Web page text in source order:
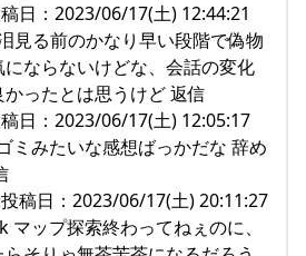
日：2023/06/17(土) 12:44:21
見る前のかなり早い段階で偽物
ならないけどな、会話の変化
ったとは思うけど 返信
日：2023/06/17(土) 12:05:17
ミみたいな感想ばっかだな 辞め
稿日：2023/06/17(土) 20:11:27
ップ探索終わってねぇのに、